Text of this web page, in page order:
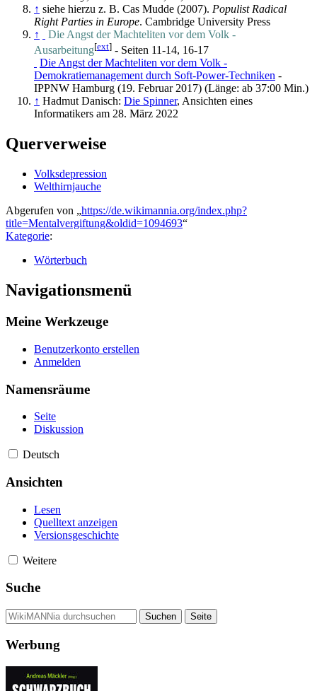
↑ siehe hierzu z. B. Cas Mudde (2007). Populist Radical
Right Parties in Europe. Cambridge University Press
↑
Die Angst der Machteliten vor dem Volk -
Ausarbeitung[ext] - Seiten 11-14, 16-17
Die Angst der Machteliten vor dem Volk -
Demokratiemanagement durch Soft-Power-Techniken -
IPPNW Hamburg (19. Februar 2017) (Länge: ab 37:00 Min.)
↑ Hadmut Danisch: Die Spinner, Ansichten eines
Informatikers am 28. März 2022
Querverweise
Volksdepression
Welthirnjauche
Abgerufen von „https://de.wikimannia.org/index.php?
title=Mentalvergiftung&oldid=1094693“
Kategorie:
Wörterbuch
Navigationsmenü
Meine Werkzeuge
Benutzerkonto erstellen
Anmelden
Namensräume
Seite
Diskussion
Deutsch
Ansichten
Lesen
Quelltext anzeigen
Versionsgeschichte
Weitere
Suche
Werbung